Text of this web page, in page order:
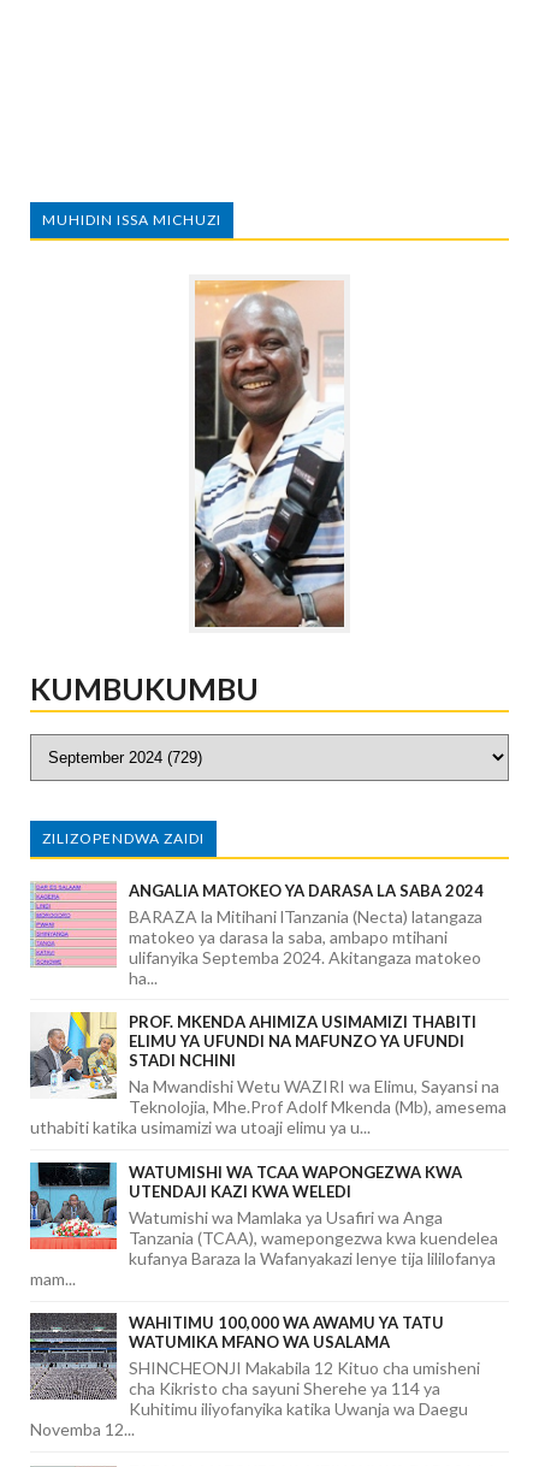
MUHIDIN ISSA MICHUZI
KUMBUKUMBU
ZILIZOPENDWA ZAIDI
ANGALIA MATOKEO YA DARASA LA SABA 2024
BARAZA la Mitihani lTanzania (Necta) latangaza
matokeo ya darasa la saba, ambapo mtihani
ulifanyika Septemba 2024. Akitangaza matokeo
ha...
PROF. MKENDA AHIMIZA USIMAMIZI THABITI
ELIMU YA UFUNDI NA MAFUNZO YA UFUNDI
STADI NCHINI
Na Mwandishi Wetu WAZIRI wa Elimu, Sayansi na
Teknolojia, Mhe.Prof Adolf Mkenda (Mb), amesema
uthabiti katika usimamizi wa utoaji elimu ya u...
WATUMISHI WA TCAA WAPONGEZWA KWA
UTENDAJI KAZI KWA WELEDI
Watumishi wa Mamlaka ya Usafiri wa Anga
Tanzania (TCAA), wamepongezwa kwa kuendelea
kufanya Baraza la Wafanyakazi lenye tija lililofanya
mam...
WAHITIMU 100,000 WA AWAMU YA TATU
WATUMIKA MFANO WA USALAMA
SHINCHEONJI Makabila 12 Kituo cha umisheni
cha Kikristo cha sayuni Sherehe ya 114 ya
Kuhitimu iliyofanyika katika Uwanja wa Daegu
Novemba 12...